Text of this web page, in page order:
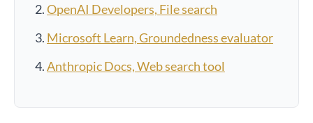
OpenAI Developers, File search
Microsoft Learn, Groundedness evaluator
Anthropic Docs, Web search tool